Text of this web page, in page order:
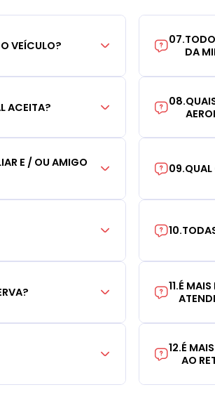
VEÍCULO?
ACEITA?
E / OU AMIGO
07.
DA
08.
09.
10.
11.É
12.É
AO